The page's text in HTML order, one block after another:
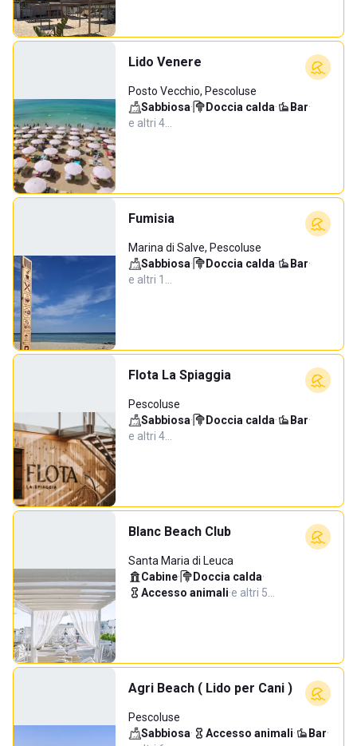
Lido Venere
Posto Vecchio, Pescoluse
Sabbiosa· Doccia calda· Bar·
e altri 4…
Fumisia
Marina di Salve, Pescoluse
Sabbiosa· Doccia calda· Bar·
e altri 1…
Flota La Spiaggia
Pescoluse
Sabbiosa· Doccia calda· Bar·
e altri 4…
Blanc Beach Club
Santa Maria di Leuca
Cabine· Doccia calda·
Accesso animali·e altri 5…
Agri Beach ( Lido per Cani )
Pescoluse
Sabbiosa· Accesso animali· Bar·